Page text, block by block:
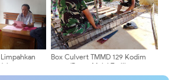
Box Culvert TMMD 129 Kodim
0904/Paser Mulai Terlihat
Bentuknya